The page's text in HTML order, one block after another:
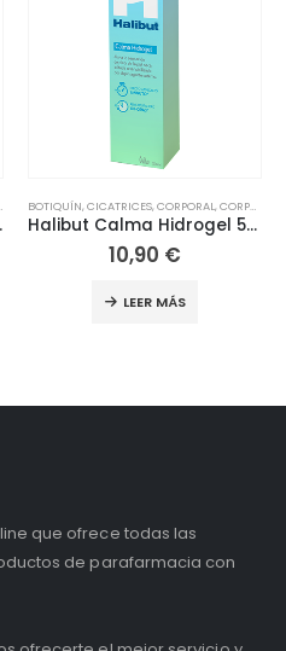
,COSMÉTICA Y BELLEZA,HERBOLARIO
ml
BOTIQUÍN,CICATRICES,CORPORAL,CORPORAL
Halibut Calma Hidrogel 50ml
10,90 €
LEER MÁS
que ofrece todas las
de parafarmacia con